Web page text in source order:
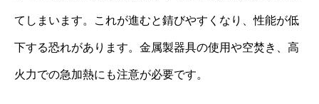
てしまいます。これが進むと錆びやすくなり、性能が低
下する恐れがあります。金属製器具の使用や空焚き、高
火力での急加熱にも注意が必要です。